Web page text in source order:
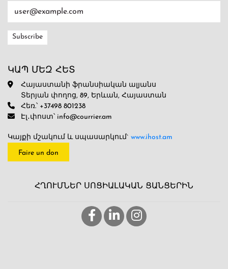
ԿԱՊ ՄԵԶ ՀԵՏ
Հայաստանի ֆրանսիական ալյանս
Տերյան փողոց, 89, Երևան, Հայաստան
Հեռ.՝ +37498 801238
Էլ․փոստ՝ info@courrier.am
Կայքի մշակում և սպասարկում` www.ihost.am
Faire un don
ՀՂՈՒՄՆԵՐ ՍՈՑԻԱԼԱԿԱՆ ՑԱՆՑԵՐԻՆ